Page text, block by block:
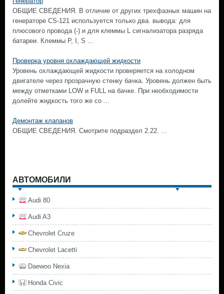
ОБЩИЕ СВЕДЕНИЯ. В отличие от других трехфазных машин на
генераторе CS-121 используется только два. вывода: для
плюсового провода (-) и для клеммы L сигнализатора разряда
батареи. Клеммы Р, I, S ...
Проверка уровня охлаждающей жидкости
Уровень охлаждающей жидкости проверяется на холодном
двигателе через прозрачную стенку бачка. Уровень должен быть
между отметками LOW и FULL на бачке. При необходимости
долейте жидкость того же со ...
Демонтаж клапанов
ОБЩИЕ СВЕДЕНИЯ. Смотрите подраздел 2.22. ...
АВТОМОБИЛИ
Audi 80
Audi A3
Chevrolet Cruze
Chevrolet Lacetti
Daewoo Nexia
Honda Civic